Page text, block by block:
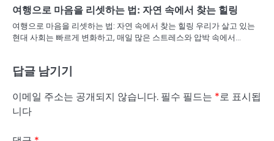
여행으로 마음을 리셋하는 법: 자연 속에서 찾는 힐링
여행으로 마음을 리셋하는 법: 자연 속에서 찾는 힐링 우리가 살고 있는
현대 사회는 빠르게 변화하고, 매일 많은 스트레스와 압박 속에서…
답글 남기기
이메일 주소는 공개되지 않습니다. 필수 필드는 *로 표시됩
니다